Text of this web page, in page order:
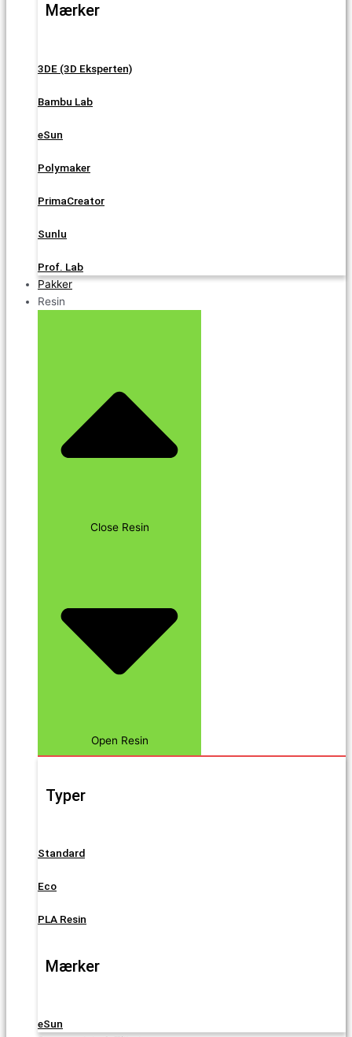
Mærker
3DE (3D Eksperten)
Bambu Lab
eSun
Polymaker
PrimaCreator
Sunlu
Prof. Lab
Pakker
Resin
Close Resin
Open Resin
Typer
Standard
Eco
PLA Resin
Mærker
eSun